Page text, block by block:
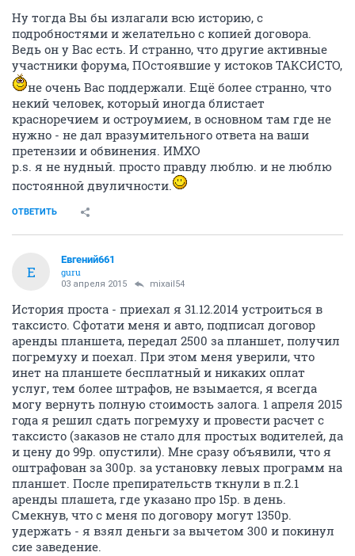
Ну тогда Вы бы излагали всю историю, с
подробностями и желательно с копией договора.
Ведь он у Вас есть. И странно, что другие активные
участники форума, ПОстоявшие у истоков ТАКСИСТО,
не очень Вас поддержали. Ещё более странно, что
некий человек, который иногда блистает
красноречием и остроумием, в основном там где не
нужно - не дал вразумительного ответа на ваши
претензии и обвинения. ИМХО
p.s. я не нудный. просто правду люблю. и не люблю
постоянной двуличности.
ОТВЕТИТЬ
Е
Евгений661
guru
03 апреля 2015 mixail54
История проста - приехал я 31.12.2014 устроиться в
таксисто. Сфотати меня и авто, подписал договор
аренды планшета, передал 2500 за планшет, получил
погремуху и поехал. При этом меня уверили, что
инет на планшете бесплатный и никаких оплат
услуг, тем более штрафов, не взымается, я всегда
могу вернуть полную стоимость залога. 1 апреля 2015
года я решил сдать погремуху и провести расчет с
таксисто (заказов не стало для простых водителей, да
и цену до 99р. опустили). Мне сразу объявили, что я
оштрафован за 300р. за установку левых программ на
планшет. После препирательств ткнули в п.2.1
аренды плашета, где указано про 15р. в день.
Смекнув, что с меня по договору могут 1350р.
удержать - я взял деньги за вычетом 300 и покинул
сие заведение.